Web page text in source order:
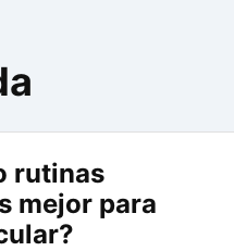
rutinas
mejor para